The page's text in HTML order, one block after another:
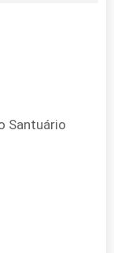
Santuário